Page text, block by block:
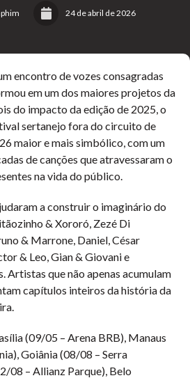
24 de abril de 2026
encontro de vozes consagradas
em um dos maiores projetos da
do impacto da edição de 2025, o
sertanejo fora do circuito de
maior e mais simbólico, com um
de canções que atravessaram o
na vida do público.
a construir o imaginário do
& Xororó, Zezé Di
& Marrone, Daniel, César
& Leo, Gian & Giovani e
que não apenas acumulam
capítulos inteiros da história da
(09/05 – Arena BRB), Manaus
Goiânia (08/08 – Serra
08 – Allianz Parque), Belo